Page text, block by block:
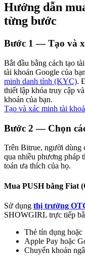
Staking 101
Bitrue
AI
Đối tác Bitrue
Hướng dẫn
từng bước
Bước 1 —Tạo và
Bắt đầu bằng cách tạo
tài khoản Google của
minh danh tính (KYC).
thiết lập khóa truy cập
khoản của bạn.
Tạo và xác minh tài
Bước 2 — Chọn
Trên Bitrue, người
qua nhiều phương pháp
toán ưa thích của họ.
Mua PUSH bằng Fiat
Sử dụng thị trường
SHOWGIRL trực tiếp
Thẻ tín dụng hoặc
Apple Pay hoặc
Chuyển khoản